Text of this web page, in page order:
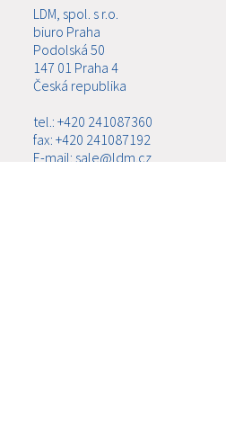
LDM, spol. s r.o.
biuro Praha
Podolská 50
147 01 Praha 4
Česká republika
tel.: +420 241087360
fax: +420 241087192
E-mail: sale@ldm.cz